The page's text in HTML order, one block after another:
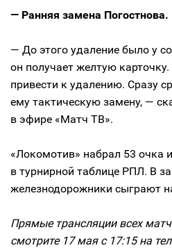
— Ранняя замена
— До этого удаление было у
он получает желтую
привести к удалению. Сразу
ему тактическую замену, —
в эфире «Матч ТВ».
«Локомотив» набрал 53 очка
в турнирной таблице РПЛ. В
железнодорожники сыграют
Прямые трансляции всех
смотрите 17 мая с 17:15 на